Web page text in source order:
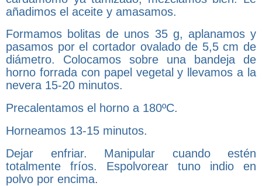
añadimos el aceite y amasamos.
Formamos bolitas de unos 35 g, aplanamos y
pasamos por el cortador ovalado de 5,5 cm de
diámetro. Colocamos sobre una bandeja de
horno forrada con papel vegetal y llevamos a la
nevera 15-20 minutos.
Precalentamos el horno a 180ºC.
Horneamos 13-15 minutos.
Dejar enfriar. Manipular cuando estén
totalmente fríos. Espolvorear tuno indio en
polvo por encima.